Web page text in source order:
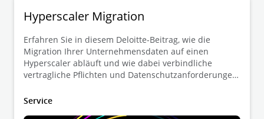
Hyperscaler Migration
Erfahren Sie in diesem Deloitte-Beitrag, wie die
Migration Ihrer Unternehmensdaten auf einen
Hyperscaler abläuft und wie dabei verbindliche
vertragliche Pflichten und Datenschutzanforderungen
Service